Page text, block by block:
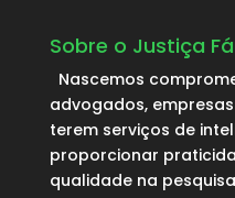
Sobre o Justiça
Nascemos
advogados,
terem serviços de
proporcionar
qualidade na